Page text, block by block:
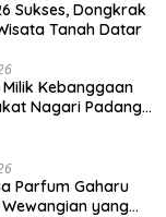
Sukses, Dongkrak
Tanah Datar
Milik Kebanggaan
Nagari Padang
Parfum Gaharu
yang